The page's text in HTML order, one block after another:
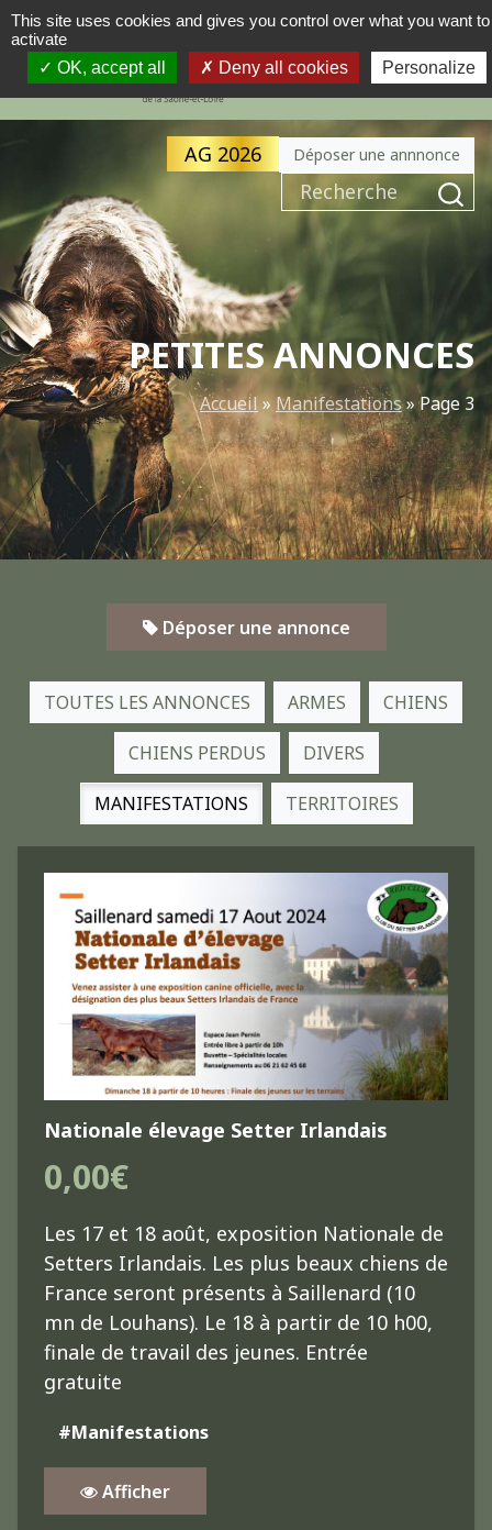
NAVIGATION PRINCIPALE
MENU
AG 2026 Déposer une annnonce
Recherche pour :
PETITES ANNONCES
Accueil»Manifestations»Page 3
Déposer une annonce
TOUTES LES ANNONCES ARMES CHIENS
CHIENS PERDUS DIVERS
MANIFESTATIONS TERRITOIRES
Nationale élevage Setter Irlandais
0,00€
Les 17 et 18 août, exposition Nationale de
Setters Irlandais. Les plus beaux chiens de
France seront présents à Saillenard (10
mn de Louhans). Le 18 à partir de 10 h00,
finale de travail des jeunes. Entrée
gratuite
#Manifestations
Afficher
This site uses cookies and gives you control over what you want to
activate
OK, accept all
Deny all cookies Personalize